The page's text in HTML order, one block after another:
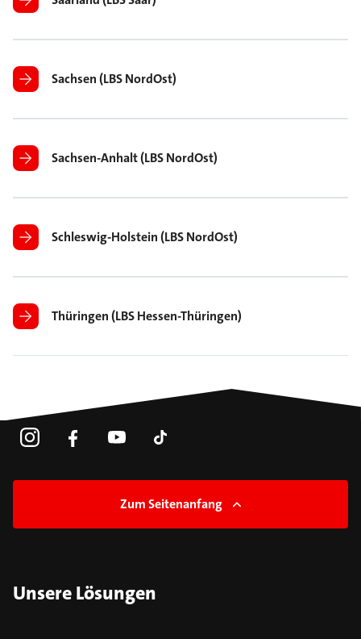
Sachsen (LBS NordOst)
Sachsen-Anhalt (LBS NordOst)
Schleswig-Holstein (LBS NordOst)
Thüringen (LBS Hessen-Thüringen)
Zum Seitenanfang
Unsere Lösungen